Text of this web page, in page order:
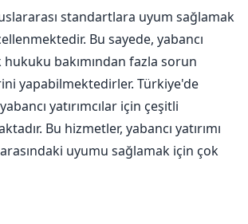
standartlara uyum sağlamak
Bu sayede, yabancı
hukuku bakımından fazla sorun
yapabilmektedirler. Türkiye'de
yatırımcılar için çeşitli
Bu hizmetler, yabancı yatırımı
uyumu sağlamak için çok